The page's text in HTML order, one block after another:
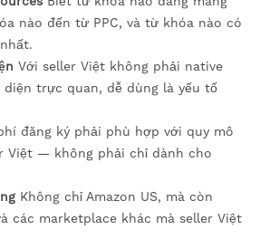
nào đến từ PPC, và từ khóa nào có
Với seller Việt không phải native
diện trực quan, dễ dùng là yếu tố
đăng ký phải phù hợp với quy mô
Việt — không phải chỉ dành cho
Không chỉ Amazon US, mà còn
các marketplace khác mà seller Việt